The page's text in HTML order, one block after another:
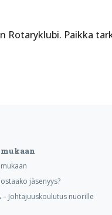
Rotaryklubi. Paikka
jäsenyys?
– Johtajuuskoulutus nuorille